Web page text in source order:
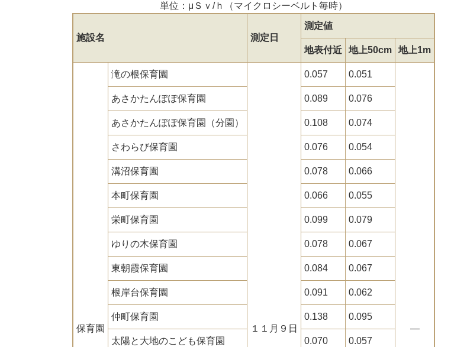
単位：μＳｖ/ｈ（マイクロシーベルト毎時）
施設名 測定日
測定値
地表付近 地上50cm 地上1m
保育園
滝の根保育園
１１月９日
0.057 0.051
―
あさかたんぽぽ保育園 0.089 0.076
あさかたんぽぽ保育園（分園） 0.108 0.074
さわらび保育園 0.076 0.054
溝沼保育園 0.078 0.066
本町保育園 0.066 0.055
栄町保育園 0.099 0.079
ゆりの木保育園 0.078 0.067
東朝霞保育園 0.084 0.067
根岸台保育園 0.091 0.062
仲町保育園 0.138 0.095
太陽と大地のこども保育園 0.070 0.057